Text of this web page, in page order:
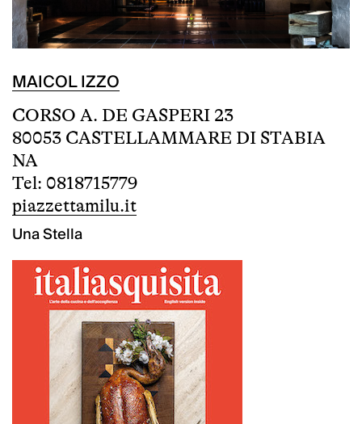
MAICOL IZZO
CORSO A. DE GASPERI 23
80053 CASTELLAMMARE DI STABIA
NA
Tel: 0818715779
piazzettamilu.it
Una Stella